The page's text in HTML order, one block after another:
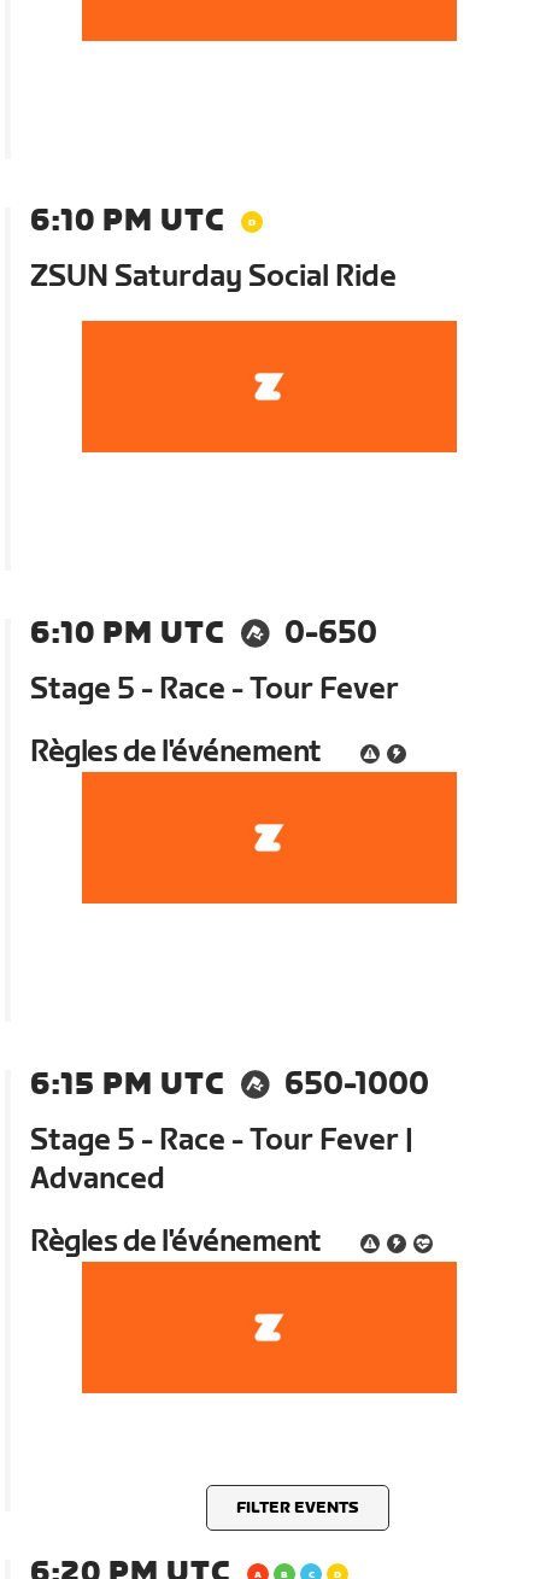
FILTER EVENTS
6:10 PM UTC
ZSUN Saturday Social Ride
6:10 PM UTC
0-650
Stage 5 - Race - Tour Fever
Règles de l'événement
6:15 PM UTC
650-1000
Stage 5 - Race - Tour Fever |
Advanced
Règles de l'événement